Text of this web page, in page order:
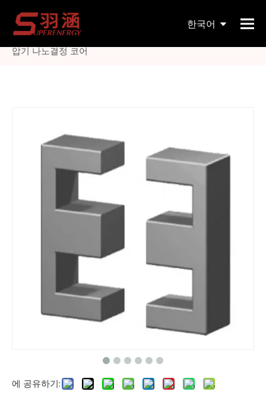
한국어
현재 위치: 홈페이지
» 전류계용 자성 재료 전류 변압기 전기 장치용 분할 전류 변
압기 나노결정 코어
에 공유하기: